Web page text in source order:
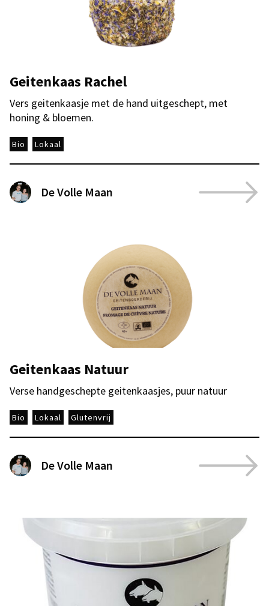
Geitenkaas Rachel
Vers geitenkaasje met de hand uitgeschept, met
honing & bloemen.
Bio Lokaal
De Volle Maan
Geitenkaas Natuur
Verse handgeschepte geitenkaasjes, puur natuur
Bio Lokaal Glutenvrij
De Volle Maan